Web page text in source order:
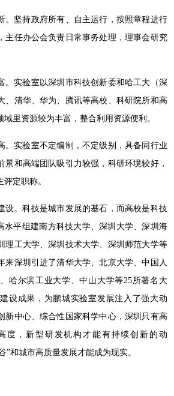
。坚持政府所有、自主运行，按照章程进行
主任办公会负责日常事务处理，理事会研究
。实验室以深圳市科技创新委和哈工大（深
、清华、华为、腾讯等高校、科研院所和高
里资源较为丰富，整合利用资源便利。
。实验室不定编制，不定级别，具备同行业
景和高端团队吸引力较强，科研环境较好，
定职称。
设。科技是城市发展的基石，而高校是科技
水平组建南方科技大学、深圳大学、深圳海
理工大学、深圳技术大学、深圳师范大学等
来深圳引进了清华大学、北京大学、中国人
哈尔滨工业大学、中山大学等25所著名大
设成果，为鹏城实验室发展注入了强大动
新中心、综合性国家科学中心，深圳只有高
度，新型研发机构才能有持续创新的动
”和城市高质量发展才能成为现实。